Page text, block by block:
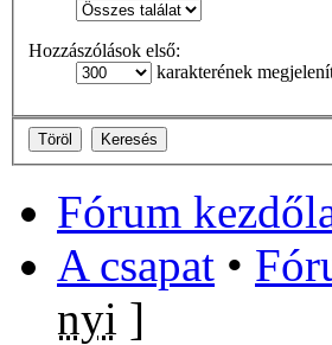
Hozzászólások első:
karakterének
Fórum
A csapat •
nyi ]